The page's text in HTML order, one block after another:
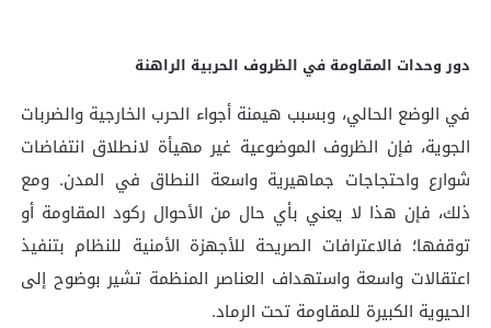
دور وحدات المقاومة في الظروف الحربية الراهنة
في الوضع الحالي، وبسبب هيمنة أجواء الحرب الخارجية والضربات
الجوية، فإن الظروف الموضوعية غير مهيأة لانطلاق انتفاضات
شوارع واحتجاجات جماهيرية واسعة النطاق في المدن. ومع
ذلك، فإن هذا لا يعني بأي حال من الأحوال ركود المقاومة أو
توقفها؛ فالاعترافات الصريحة للأجهزة الأمنية للنظام بتنفيذ
اعتقالات واسعة واستهداف العناصر المنظمة تشير بوضوح إلى
الحيوية الكبيرة للمقاومة تحت الرماد.